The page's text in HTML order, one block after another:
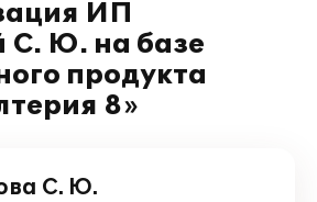
ИП
С. Ю. на базе
продукта
8»
С. Ю.